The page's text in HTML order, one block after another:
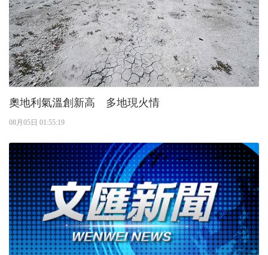
奧地利氣溫創新高 多地現火情
08月05日 01:55:19